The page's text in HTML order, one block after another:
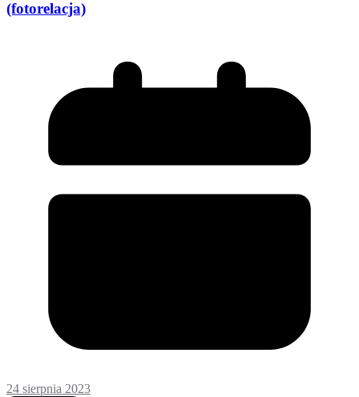
(fotorelacja)
24 sierpnia 2023